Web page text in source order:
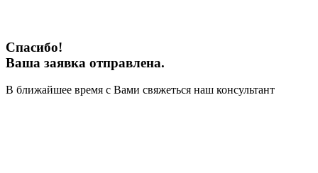
Спасибо!
Ваша заявка отправлена.
В ближайшее время с Вами свяжеться наш консультант